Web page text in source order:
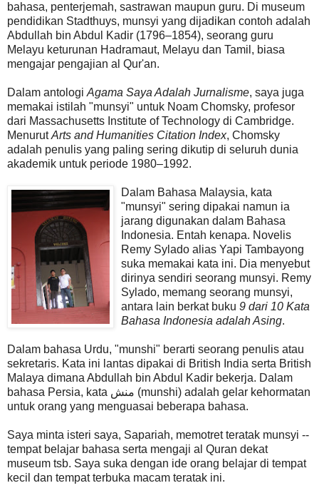
bahasa, penterjemah, sastrawan maupun guru. Di museum
pendidikan Stadthuys, munsyi yang dijadikan contoh adalah
Abdullah bin Abdul Kadir (1796–1854), seorang guru
Melayu keturunan Hadramaut, Melayu dan Tamil, biasa
mengajar pengajian al Qur'an.
Dalam antologi Agama Saya Adalah Jurnalisme, saya juga
memakai istilah "munsyi" untuk Noam Chomsky, profesor
dari Massachusetts Institute of Technology di Cambridge.
MenurutArts and Humanities Citation Index, Chomsky
adalah penulis yang paling sering dikutip di seluruh dunia
akademik untuk periode 1980–1992.
Dalam Bahasa Malaysia, kata
"munsyi" sering dipakai namun ia
jarang digunakan dalam Bahasa
Indonesia. Entah kenapa. Novelis
Remy Sylado alias Yapi Tambayong
suka memakai kata ini. Dia menyebut
dirinya sendiri seorang munsyi. Remy
Sylado, memang seorang munsyi,
antara lain berkat buku 9 dari 10 Kata
Bahasa Indonesia adalah Asing.
Dalam bahasa Urdu, "munshi" berarti seorang penulis atau
sekretaris. Kata ini lantas dipakai di British India serta British
Malaya dimana Abdullah bin Abdul Kadir bekerja. Dalam
bahasa Persia, kata منش (munshi) adalah gelar kehormatan
untuk orang yang menguasai beberapa bahasa.
Saya minta isteri saya, Sapariah, memotret teratak munsyi --
tempat belajar bahasa serta mengaji al Quran dekat
museum tsb. Saya suka dengan ide orang belajar di tempat
kecil dan tempat terbuka macam teratak ini.